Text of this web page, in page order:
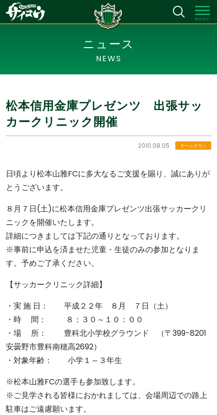
MENU
ニュース
NEWS
松本信用金庫プレゼンツ 出張サッ
カークリニック開催
2010.08.05 ホームタウン
日頃より松本山雅FCに多大なるご支援を賜り、誠にありが
とうございます。
８月７日(土)に松本信用金庫プレゼンツ出張サッカークリ
ニックを開催いたします。
詳細につきましては下記の通りとなっております。
※事前に申込を済ませた児童・生徒のみの参加となりま
す。予めご了承ください。
【サッカークリニック詳細】
・実 施 日： 平成２２年 ８月 ７日（土）
・時 間： ８：３０～１０：００
・場 所： 豊科北小学校グラウンド （〒399-8201
安曇野市豊科南穂高2692）
・対象年齢： 小学１～３年生
※松本山雅FCの選手も参加致します。
※ご見学される皆様におかれましては、会場周辺での路上
駐車はご遠慮願います。